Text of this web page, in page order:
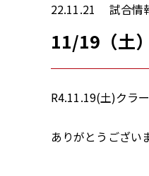
22.11.21 試合情
11/19（土
R4.11.19(土)クラ
ありがとうござい